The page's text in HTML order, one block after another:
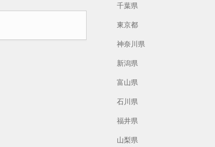
千葉県
東京都
神奈川県
新潟県
富山県
石川県
福井県
山梨県